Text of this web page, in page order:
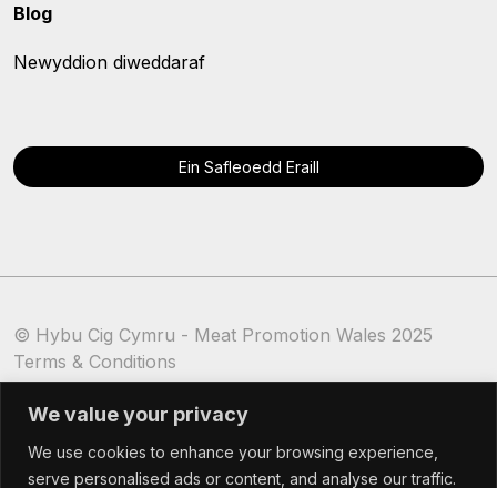
We value your privacy
We use cookies to enhance your browsing experience,
serve personalised ads or content, and analyse our traffic.
Blog
Newyddion diweddaraf
Ein Safleoedd Eraill
© Hybu Cig Cymru - Meat Promotion Wales 2025
Terms & Conditions